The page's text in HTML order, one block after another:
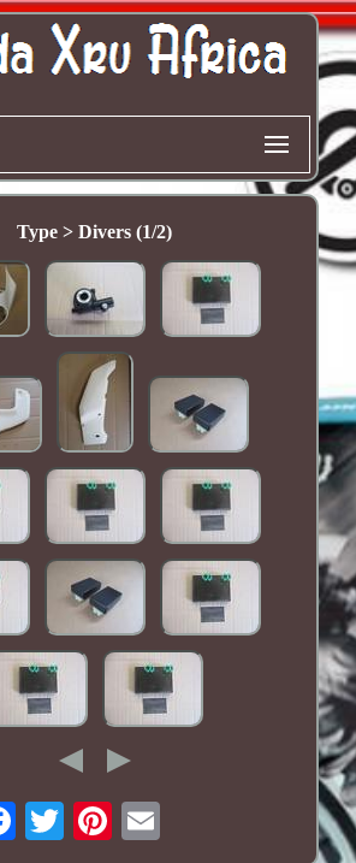
Type > Divers (1/2)